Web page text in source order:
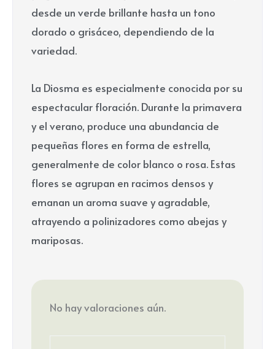
desde un verde brillante hasta un tono
dorado o grisáceo, dependiendo de la
variedad.
La Diosma es especialmente conocida por su
espectacular floración. Durante la primavera
y el verano, produce una abundancia de
pequeñas flores en forma de estrella,
generalmente de color blanco o rosa. Estas
flores se agrupan en racimos densos y
emanan un aroma suave y agradable,
atrayendo a polinizadores como abejas y
mariposas.
No hay valoraciones aún.